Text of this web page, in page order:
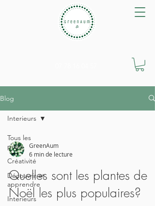
Blog
Tous les
posts
Créativité
Découvrir et
apprendre
Interieurs
Interieurs
GreenAum
6 min de lecture
Quelles sont les plantes de
Noël les plus populaires?